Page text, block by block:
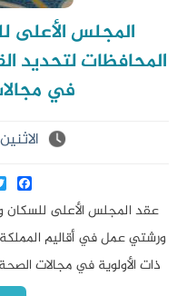
المجلس الأعلى
المحافظات لتحديد
في
الاثنين, 9 كانون
عقد المجلس الأعلى للسكان
ورشتي عمل في أقاليم المملكة
ذات الأولوية في مجالات